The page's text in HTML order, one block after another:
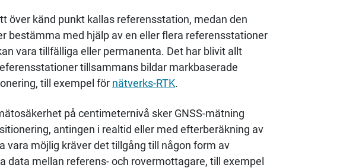
över känd punkt kallas referensstation, medan den
bestämma med hjälp av en eller flera referensstationer
vara tillfälliga eller permanenta. Det har blivit allt
tillsammans bildar markbaserade
till exempel för nätverks-RTK.
på centimeternivå sker GNSS-mätning
antingen i realtid eller med efterberäkning av
vara möjlig kräver det tillgång till någon form av
data mellan referens- och rovermottagare, till exempel